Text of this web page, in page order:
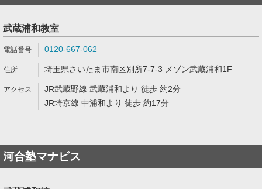
武蔵浦和教室
0120-667-062
埼玉県さいたま市南区別所7-7-3 メゾン武蔵浦和1F
JR武蔵野線 武蔵浦和より 徒歩 約2分
JR埼京線 中浦和より 徒歩 約17分
河合塾マナビス